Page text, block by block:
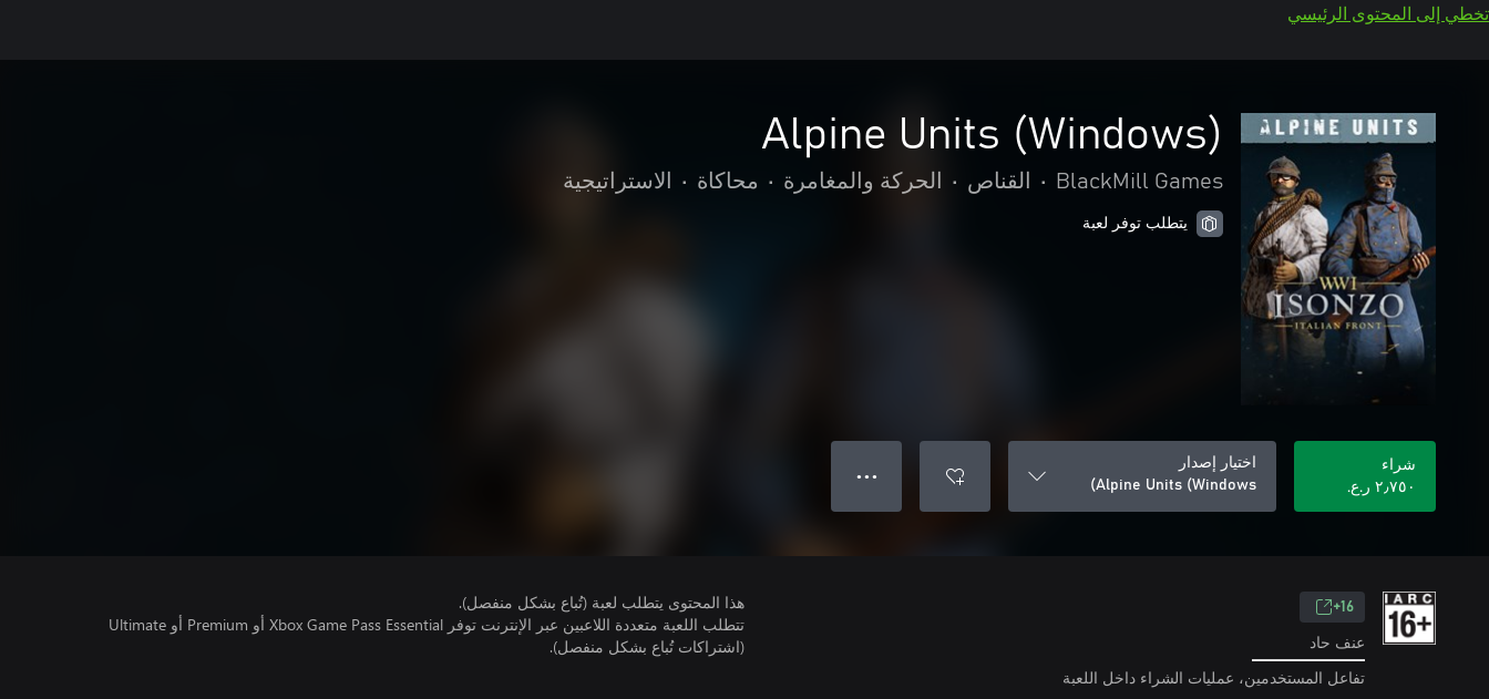
تخطي إلى المحتوى الرئيسي
Alpine Units (Windows)
BlackMill Games
• القناص • الحركة والمغامرة • محاكاة • الاستراتيجية
يتطلب توفر لعبة
شراء
٢٫٧٥٠ ر.ع.‏
اختيار إصدار
Alpine Units (Windows)
● ● ●
16+
عنف حاد
تفاعل المستخدمين، عمليات الشراء داخل اللعبة
هذا المحتوى يتطلب لعبة (تُباع بشكل منفصل).
تتطلب اللعبة متعددة اللاعبين عبر الإنترنت توفر Xbox Game Pass Essential أو Premium أو Ultimate
(اشتراكات تُباع بشكل منفصل).